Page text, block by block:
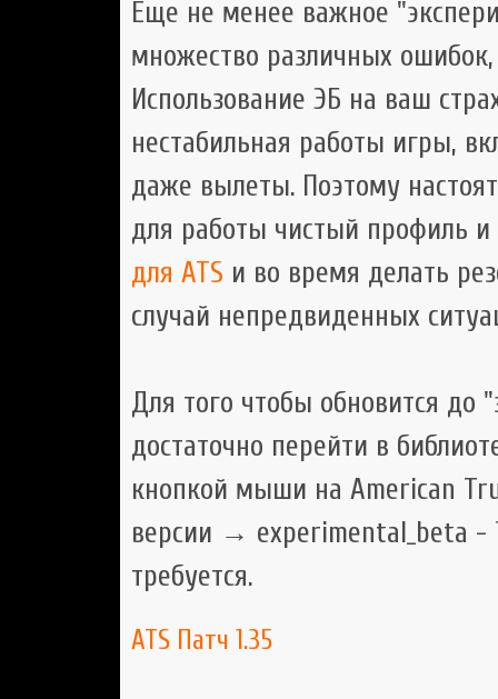
Еще не менее важное
множество различных
Использование ЭБ на ваш
нестабильная работы игры,
даже вылеты. Поэтому
для работы чистый профиль
для ATS и во время делать
случай непредвиденных
Для того чтобы обновится до
достаточно перейти в
кнопкой мыши на American
версии → experimental_beta -
требуется.
ATS Патч 1.35